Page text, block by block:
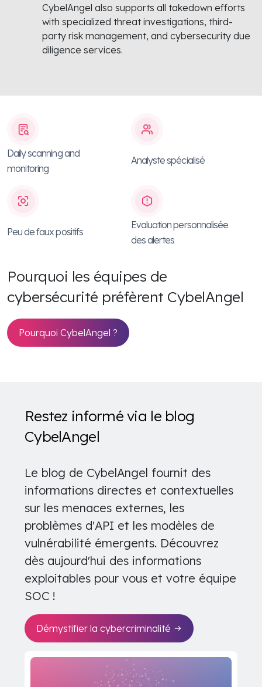
CybelAngel also supports all takedown efforts
with specialized threat investigations, third-
party risk management, and cybersecurity due
diligence services.
Daily scanning and
monitoring
Analyste spécialisé
Peu de faux positifs
Evaluation personnalisée
des alertes
Pourquoi les équipes de
cybersécurité préfèrent CybelAngel
Pourquoi CybelAngel ?
Restez informé via le blog
CybelAngel
Le blog de CybelAngel fournit des
informations directes et contextuelles
sur les menaces externes, les
problèmes d'API et les modèles de
vulnérabilité émergents. Découvrez
dès aujourd'hui des informations
exploitables pour vous et votre équipe
SOC !
Démystifier la cybercriminalité